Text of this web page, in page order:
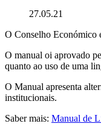
27.05.21
O Conselho Económico
O manual oi aprovado
quanto ao uso de uma
O Manual apresenta
institucionais.
Saber mais: Manual de